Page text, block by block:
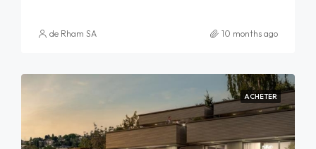
de Rham SA 10 months ago
ACHETER